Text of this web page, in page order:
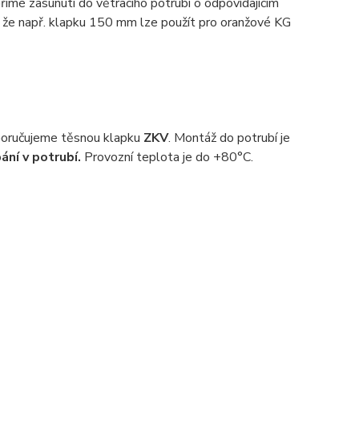
např. klapku 150 mm lze použít pro oranžové KG
těsnou klapku ZKV. Montáž do potrubí je
v potrubí. Provozní teplota je do +80°C.